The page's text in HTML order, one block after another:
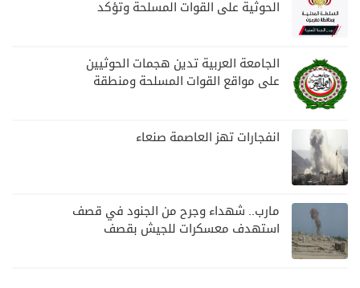
الحوثية على القوات المسلحة وتؤكد
الجامعة العربية تدين هجمات الحوثيين
على مواقع القوات المسلحة ومنطقة
انفجارات تهز العاصمة صنعاء
مارب.. شهداء وجرح من الجنود في قصف
استهدف معسكرات للجيش بقصف